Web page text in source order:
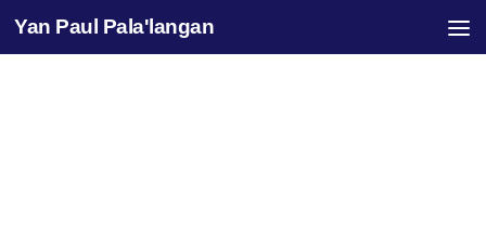
Skip to content
Yan Paul Pala'langan